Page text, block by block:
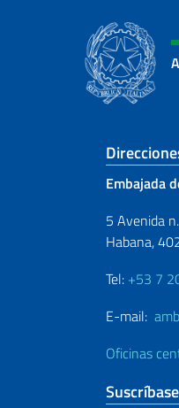
Embajada
5 Avenida
Habana,
Tel: +53 7
E-mail:
Oficinas